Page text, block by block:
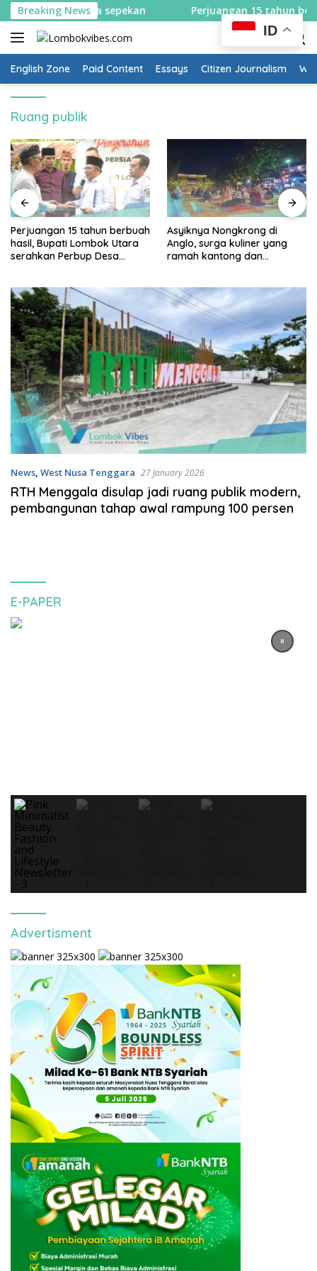
Skip
to
content
Breaking News
selama sepekan Perjuangan 15 tahun berbuah
English Zone Paid Content Essays Citizen Journalism
Ruang publik
Perjuangan 15 tahun berbuah
hasil, Bupati Lombok Utara
serahkan Perbup Desa
Asyiknya Nongkrong di
Anglo, surga kuliner yang
ramah kantong dan
News, West Nusa Tenggara 27 January 2026
RTH Menggala disulap jadi ruang publik modern,
pembangunan tahap awal rampung 100 persen
E-PAPER
Advertisment
ID